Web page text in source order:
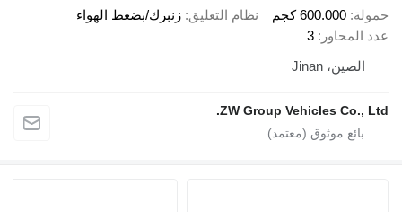
600.000 كجم نظام التعليق زنبرك/بضغط الهواء
3
الصين، Jinan
ZW Group Vehicles